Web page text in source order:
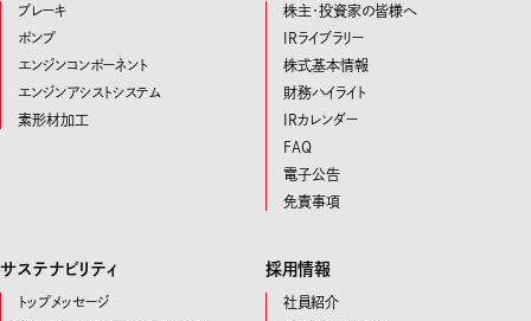
ブレーキ
ポンプ
エンジンコンポーネント
エンジンアシストシステム
素形材加工
株主・投資家の皆様へ
IRライブラリー
株式基本情報
財務ハイライト
IRカレンダー
FAQ
電子公告
免責事項
サステナビリティ
トップメッセージ
採用情報
社員紹介